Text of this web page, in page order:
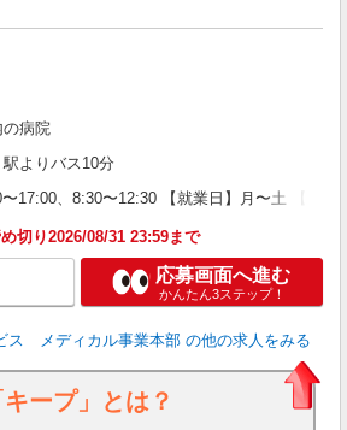
の病院
よりバス10分
〜17:00、8:30〜12:30 【就業日】月〜土 【勤務
切り2026/08/31 23:59まで
応募画面へ進む
かんたん3ステップ！
ス メディカル事業本部 の他の求人をみる
キープ」とは？